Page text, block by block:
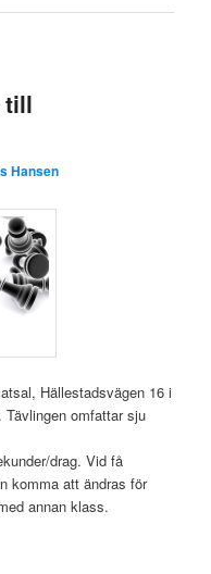
till
Hansen
Hällestadsvägen 16 i
Tävlingen omfattar sju
drag. Vid få
komma att ändras för
annan klass.